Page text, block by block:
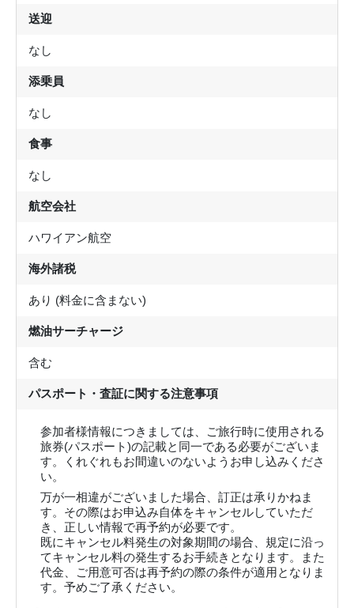
送迎
なし
添乗員
なし
食事
なし
航空会社
ハワイアン航空
海外諸税
あり (料金に含まない)
燃油サーチャージ
含む
パスポート・査証に関する注意事項
参加者様情報につきましては、ご旅行時に使用される
旅券(パスポート)の記載と同一である必要がございま
す。くれぐれもお間違いのないようお申し込みくださ
い。
万が一相違がございました場合、訂正は承りかねま
す。その際はお申込み自体をキャンセルしていただ
き、正しい情報で再予約が必要です。
既にキャンセル料発生の対象期間の場合、規定に沿っ
てキャンセル料の発生するお手続きとなります。また
代金、ご用意可否は再予約の際の条件が適用となりま
す。予めご了承ください。